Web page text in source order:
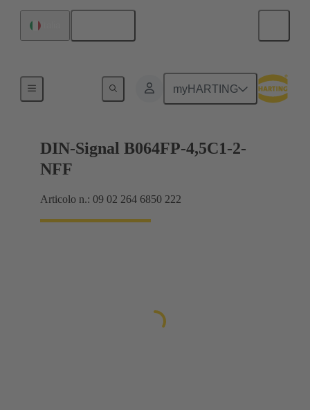
myHARTING
Collegamento scheda madre-scheda figlia
DIN-Signal B064FP-4,5C1-2-
NFF
Articolo n.: 09 02 264 6850 222